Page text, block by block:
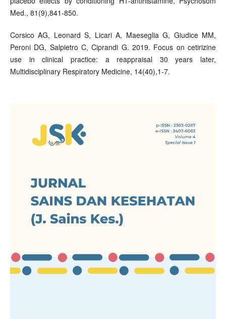
Med., 81(9),841-850.
Corsico AG, Leonard S, Licari A, Maeseglia G, Giudice MM,
Peroni DG, Salpietro C, Ciprandi G. 2019. Focus on cetirizine
use in clinical practice: a reappraisal 30 years later,
Multidisciplinary Respiratory Medicine, 14(40),1-7.